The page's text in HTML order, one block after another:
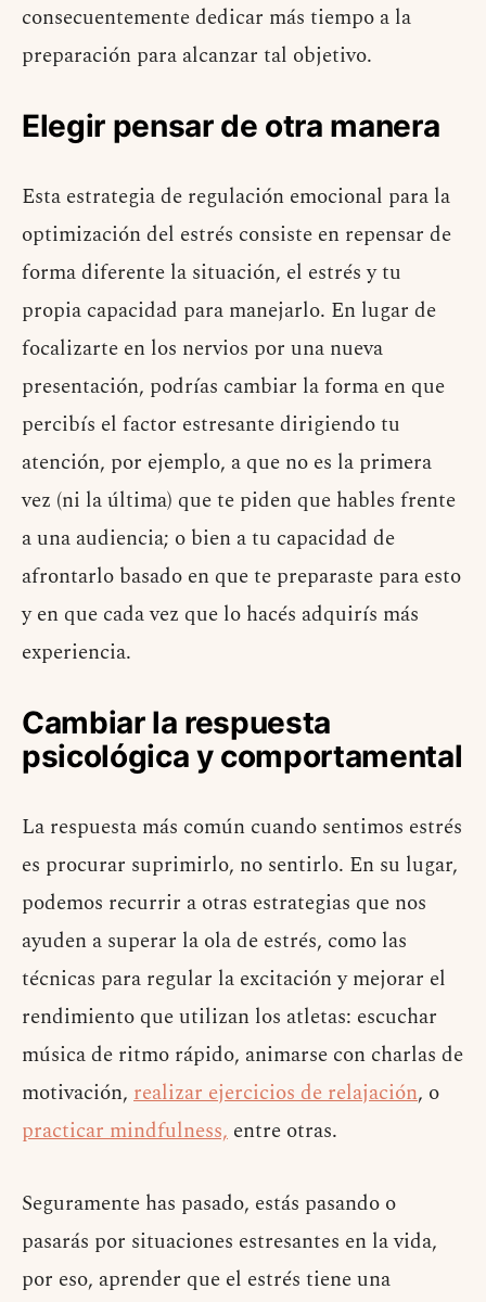
consecuentemente dedicar más tiempo a la
preparación para alcanzar tal objetivo.
Elegir pensar de otra manera
Esta estrategia de regulación emocional para la
optimización del estrés consiste en repensar de
forma diferente la situación, el estrés y tu
propia capacidad para manejarlo. En lugar de
focalizarte en los nervios por una nueva
presentación, podrías cambiar la forma en que
percibís el factor estresante dirigiendo tu
atención, por ejemplo, a que no es la primera
vez (ni la última) que te piden que hables frente
a una audiencia; o bien a tu capacidad de
afrontarlo basado en que te preparaste para esto
y en que cada vez que lo hacés adquirís más
experiencia.
Cambiar la respuesta
psicológica y comportamental
La respuesta más común cuando sentimos estrés
es procurar suprimirlo, no sentirlo. En su lugar,
podemos recurrir a otras estrategias que nos
ayuden a superar la ola de estrés, como las
técnicas para regular la excitación y mejorar el
rendimiento que utilizan los atletas: escuchar
música de ritmo rápido, animarse con charlas de
motivación, realizar ejercicios de relajación, o
practicar mindfulness, entre otras.
Seguramente has pasado, estás pasando o
pasarás por situaciones estresantes en la vida,
por eso, aprender que el estrés tiene una